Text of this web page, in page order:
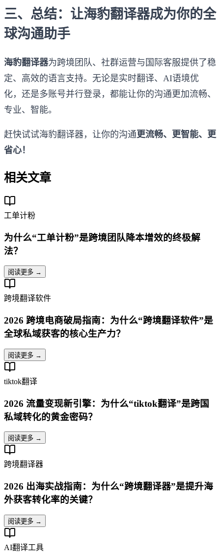
三、总结：让海豹翻译器成为你的全
球沟通助手
海豹翻译器为跨境团队、社群运营与国际客服提供了稳
定、高效的语言支持。无论是实时翻译、AI语境优
化，还是多账号并行登录，都能让你的沟通更加流畅、
专业、智能。
赶快试试海豹翻译器，让你的沟通更流畅、更智能、更
省心！
相关文章
工单计粉
为什么“工单计粉”是跨境团队降本增效的终极解
法？
阅读更多 →
跨境翻译软件
2026 跨境电商破局指南：为什么“跨境翻译软件”是
全球私域获客的核心生产力？
阅读更多 →
tiktok翻译
2026 流量变现新引擎：为什么“tiktok翻译”是跨国
私域转化的黄金密码？
阅读更多 →
跨境翻译器
2026 出海实战指南：为什么“跨境翻译器”是提升海
外获客转化率的关键？
阅读更多 →
AI翻译工具